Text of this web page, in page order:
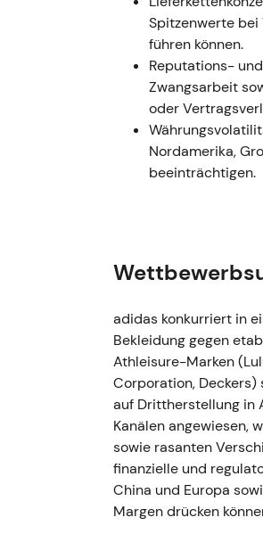
August–November
Januar 2023)
- Kasper Rørsted
Nachfolger benannt
. - Die
Guldens Erfahrung
wie schnell kulturelle
Volatilität und
7.–25. Oktober
- adidas stellt die
Prüfstand und
eingestellt, ein
größerem
Reputationssicht,
schwenkte von einer
Kapitalerhalt um;
Margenschäden. -
Wegfall einer
Spitzenwerte bei
führen können.
Reputations-
Zwangsarbeit
oder
Nordamerika,
beeinträchtigen.
adidas konkurriert in
Bekleidung gegen
Athleisure-Marken
Corporation, Deckers)
auf Drittherstellung in
Kanälen angewiesen,
sowie rasanten
finanzielle und
China und Europa
Margen drücken